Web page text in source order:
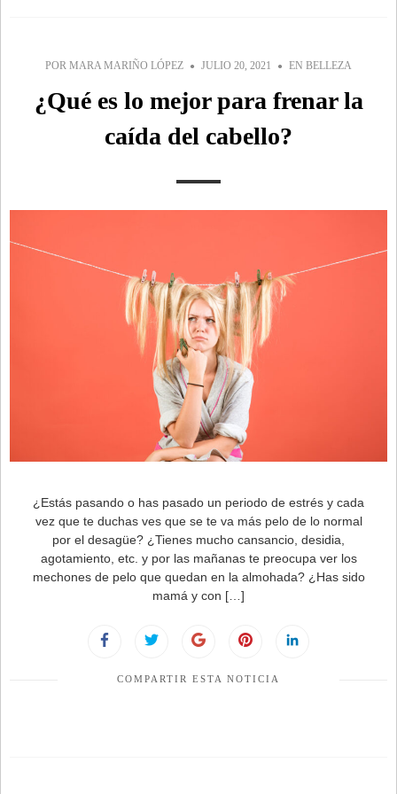
POR MARA MARIÑO LÓPEZ JULIO 20, 2021 EN BELLEZA
¿Qué es lo mejor para frenar la
caída del cabello?
¿Estás pasando o has pasado un periodo de estrés y cada
vez que te duchas ves que se te va más pelo de lo normal
por el desagüe? ¿Tienes mucho cansancio, desidia,
agotamiento, etc. y por las mañanas te preocupa ver los
mechones de pelo que quedan en la almohada? ¿Has sido
mamá y con […]
COMPARTIR ESTA NOTICIA